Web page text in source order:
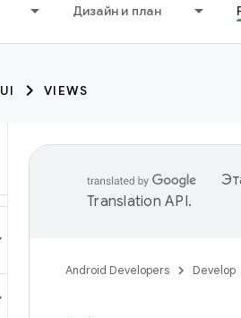
Дизайн и план
UI VIEWS
Translation API.
Android Developers Develop